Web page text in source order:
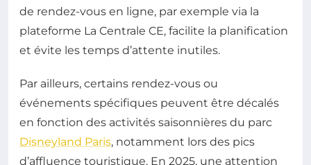
de rendez-vous en ligne, par exemple via la
plateforme La Centrale CE, facilite la planification
et évite les temps d’attente inutiles.
Par ailleurs, certains rendez-vous ou
événements spécifiques peuvent être décalés
en fonction des activités saisonnières du parc
Disneyland Paris, notamment lors des pics
d’affluence touristique. En 2025, une attention